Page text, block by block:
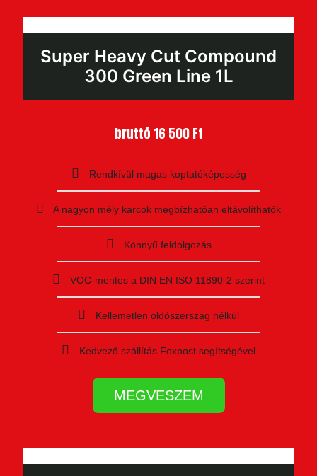
Super Heavy Cut Compound
300 Green Line 1L
bruttó 16 500 Ft
Rendkívül magas koptatóképesség
A nagyon mély karcok megbízhatóan eltávolíthatók
Könnyű feldolgozás
VOC-mentes a DIN EN ISO 11890-2 szerint
Kellemetlen oldószerszag nélkül
Kedvező szállítás Foxpost segítségével
MEGVESZEM